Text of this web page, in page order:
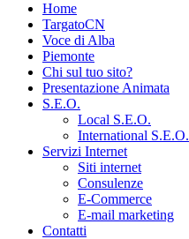
Home
TargatoCN
Voce di Alba
Piemonte
Chi sul tuo sito?
Presentazione Animata
S.E.O.
Local S.E.O.
International S.E.O.
Servizi Internet
Siti internet
Consulenze
E-Commerce
E-mail marketing
Contatti